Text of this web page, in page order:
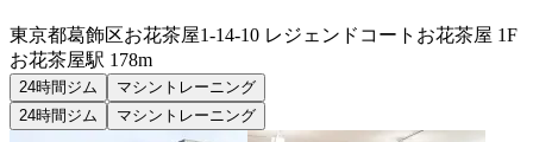
東京都葛飾区お花茶屋1-14-10 レジェンドコートお花茶屋 1F
お花茶屋駅 178m
24時間ジム
マシントレーニング
24時間ジム
マシントレーニング